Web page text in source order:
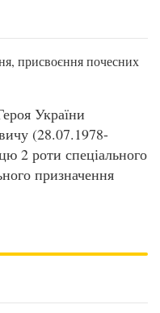
присвоєння почесних
України
(28.07.1978-
2 роти спеціального
призначення